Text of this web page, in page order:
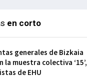
en corto
generales de Bizkaia
la muestra colectiva ‘15’,
de EHU